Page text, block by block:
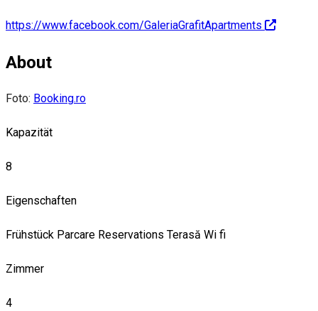
https://www.facebook.com/GaleriaGrafitApartments
About
Foto: Booking.ro
Kapazität
8
Eigenschaften
Frühstück Parcare Reservations Terasă Wi fi
Zimmer
4